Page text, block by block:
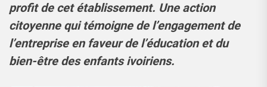
profit de cet établissement. Une action
citoyenne qui témoigne de l’engagement de
l’entreprise en faveur de l’éducation et du
bien-être des enfants ivoiriens.